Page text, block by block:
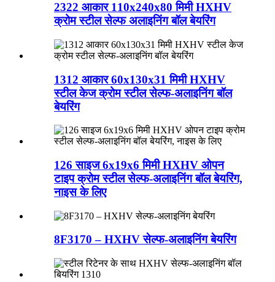
2322 आकार 110x240x80 मिमी HXHV
क्रोम स्टील सेल्फ अलाइनिंग बॉल बेयरिंग
1312 आकार 60x130x31 मिमी HXHV
स्टील केज क्रोम स्टील सेल्फ-अलाइनिंग बॉल
बेयरिंग
126 साइज 6x19x6 मिमी HXHV ओपन
टाइप क्रोम स्टील सेल्फ-अलाइनिंग बॉल बेयरिंग,
नाइस के लिए
8F3170 – HXHV सेल्फ-अलाइनिंग बेयरिंग